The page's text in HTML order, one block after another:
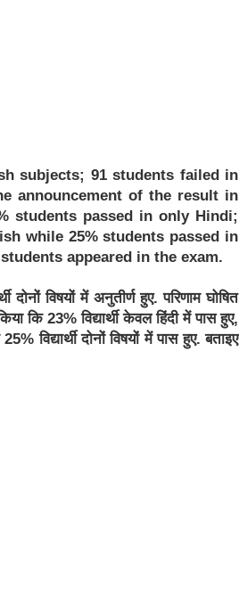
subjects; 91 students failed in
announcement of the result in
students passed in only Hindi;
while 25% students passed in
appeared in the exam.
दोनों विषयों में अनुतीर्ण हुए. परिणाम घोषित
कि 23% विद्यार्थी केवल हिंदी में पास हुए,
विद्यार्थी दोनों विषयों में पास हुए. बताइए